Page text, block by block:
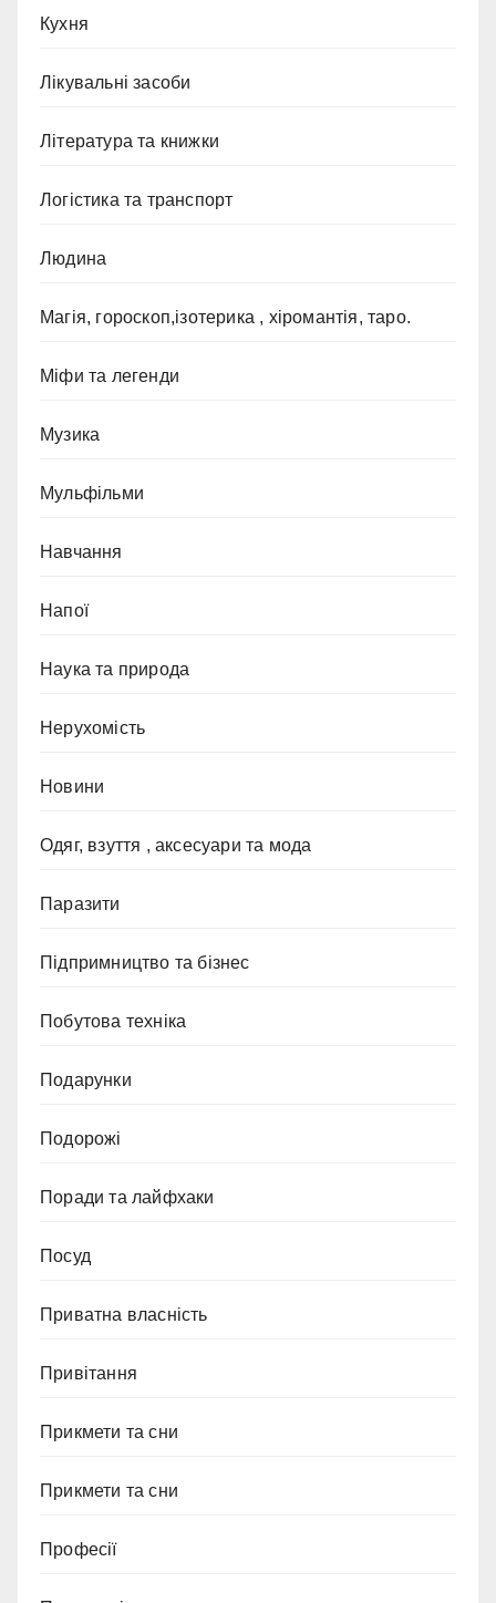
Кухня
Лікувальні засоби
Література та книжки
Логістика та транспорт
Людина
Магія, гороскоп,ізотерика , хіромантія, таро.
Міфи та легенди
Музика
Мульфільми
Навчання
Напої
Наука та природа
Нерухомість
Новини
Одяг, взуття , аксесуари та мода
Паразити
Підпримництво та бізнес
Побутова техніка
Подарунки
Подорожі
Поради та лайфхаки
Посуд
Приватна власність
Привітання
Прикмети та сни
Прикмети та сни
Професії